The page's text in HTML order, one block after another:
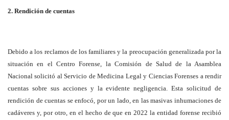
2. Rendición de cuentas
Debido a los reclamos de los familiares y la preocupación generalizada por la
situación en el Centro Forense, la Comisión de Salud de la Asamblea
Nacional solicitó al Servicio de Medicina Legal y Ciencias Forenses a rendir
cuentas sobre sus acciones y la evidente negligencia. Esta solicitud de
rendición de cuentas se enfocó, por un lado, en las masivas inhumaciones de
cadáveres y, por otro, en el hecho de que en 2022 la entidad forense recibió